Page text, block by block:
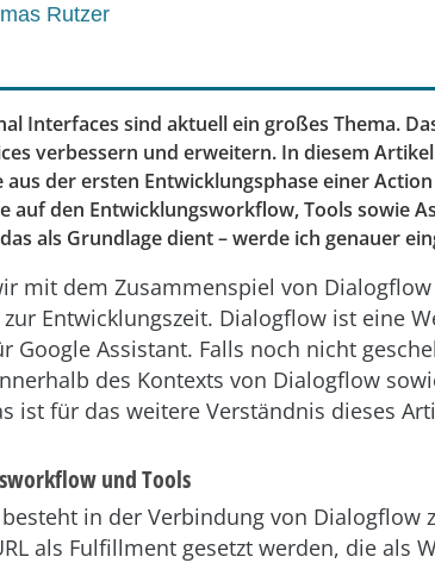
Rutzer
Interfaces sind aktuell ein großes Thema.
verbessern und erweitern. In diesem
aus der ersten Entwicklungsphase einer
auf den Entwicklungsworkflow, Tools sowie
als Grundlage dient – werde ich genauer
mit dem Zusammenspiel von
Entwicklungszeit. Dialogflow ist eine
Google Assistant. Falls noch nicht
des Kontexts von Dialogflow
ist für das weitere Verständnis dieses
und Tools
in der Verbindung von
als Fulfillment gesetzt werden, die als